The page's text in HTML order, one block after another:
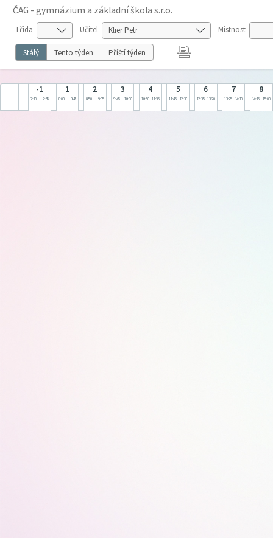
ČAG - gymnázium a základní škola s.r.o.
Třída Učitel Místnost
Stálý Tento týden Příští týden
-1
7:10 7:55
1
8:00 8:45
2
8:50 9:35
3
9:45 10:30
4
10:50 11:35
5
11:45 12:30
6
12:35 13:20
7
13:25 14:10
8
14:15 15:00